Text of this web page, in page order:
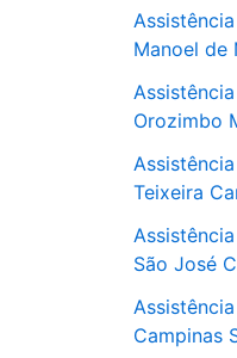
Manoel de
Orozimbo
Teixeira
São José
Campinas